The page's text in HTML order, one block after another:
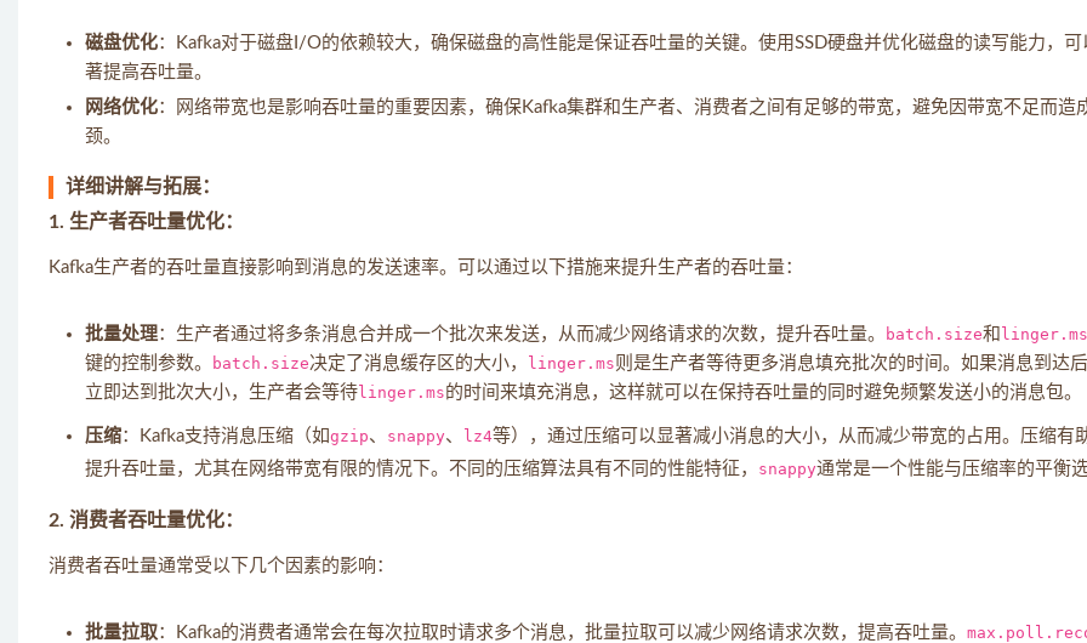
磁盘优化：Kafka对于磁盘I/O的依赖较大，确保磁盘的高性能是保证吞吐量的关键。使用SSD硬盘并优化磁盘的读写能力，可
著提高吞吐量。
网络优化：网络带宽也是影响吞吐量的重要因素，确保Kafka集群和生产者、消费者之间有足够的带宽，避免因带宽不足而造
颈。
详细讲解与拓展：
1. 生产者吞吐量优化：
Kafka生产者的吞吐量直接影响到消息的发送速率。可以通过以下措施来提升生产者的吞吐量：
批量处理：生产者通过将多条消息合并成一个批次来发送，从而减少网络请求的次数，提升吞吐量。 batch.size和 linger.ms
键的控制参数。
batch.size决定了消息缓存区的大小， linger.ms则是生产者等待更多消息填充批次的时间。如果消息到达
立即达到批次大小，生产者会等待 linger.ms 的时间来填充消息，这样就可以在保持吞吐量的同时避免频繁发送小的消息包。
压缩：Kafka支持消息压缩（如gzip、 snappy、 lz4等），通过压缩可以显著减小消息的大小，从而减少带宽的占用。压缩有
提升吞吐量，尤其在网络带宽有限的情况下。不同的压缩算法具有不同的性能特征， snappy通常是一个性能与压缩率的平衡选
2. 消费者吞吐量优化：
消费者吞吐量通常受以下几个因素的影响：
批量拉取：Kafka的消费者通常会在每次拉取时请求多个消息，批量拉取可以减少网络请求次数，提高吞吐量。